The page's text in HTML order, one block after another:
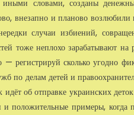
словами, созданы
внезапно и планово
случаи избиений,
тоже неплохо зарабатывают
— регистрируй сколько угодно
по делам детей и
идёт об отправке украинских
и положительные примеры,